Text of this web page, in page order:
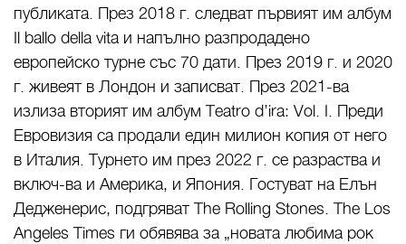
публиката. През 2018 г. следват първият им албум
Il ballo della vita и напълно разпродадено
европейско турне със 70 дати. През 2019 г. и 2020
г. живеят в Лондон и записват. През 2021-ва
излиза вторият им албум Teatro d’ira: Vol. I. Преди
Евровизия са продали един милион копия от него
в Италия. Турнето им през 2022 г. се разраства и
включ-ва и Америка, и Япония. Гостуват на Елън
Дедженерис, подгряват The Rolling Stones. The Los
Angeles Times ги обявява за „новата любима рок